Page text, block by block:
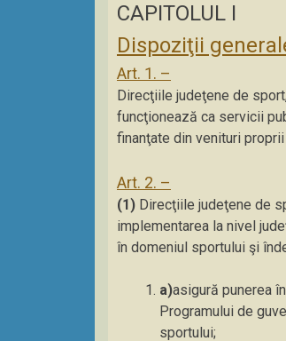
CAPITOLUL I
Dispoziţii
Art. 1. –
Direcţiile judeţene de
funcţionează ca servicii
finanţate din venituri
Art. 2. –
(1) Direcţiile judeţene de
implementarea la nivel
în domeniul sportului şi
a)asigură punerea
Programului de
sportului;